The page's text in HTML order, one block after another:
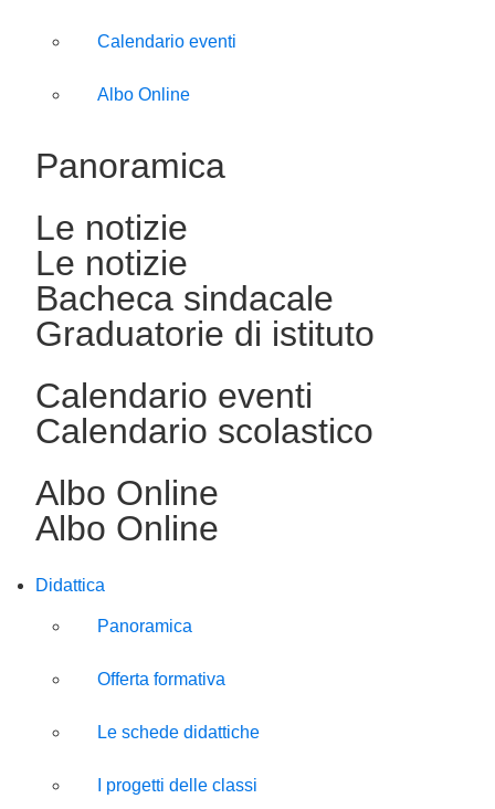
Calendario eventi
Albo Online
Panoramica
Le notizie
Le notizie
Bacheca sindacale
Graduatorie di istituto
Calendario eventi
Calendario scolastico
Albo Online
Albo Online
Didattica
Panoramica
Offerta formativa
Le schede didattiche
I progetti delle classi